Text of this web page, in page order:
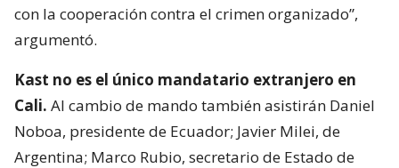
con la cooperación contra el crimen organizado”,
argumentó.
Kast no es el único mandatario extranjero en
Cali. Al cambio de mando también asistirán Daniel
Noboa, presidente de Ecuador; Javier Milei, de
Argentina; Marco Rubio, secretario de Estado de